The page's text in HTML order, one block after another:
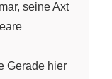
seine Axt
Gerade hier